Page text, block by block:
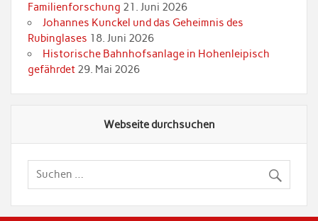
Familienforschung 21. Juni 2026
Johannes Kunckel und das Geheimnis des
Rubinglases 18. Juni 2026
Historische Bahnhofsanlage in Hohenleipisch
gefährdet 29. Mai 2026
Webseite durchsuchen